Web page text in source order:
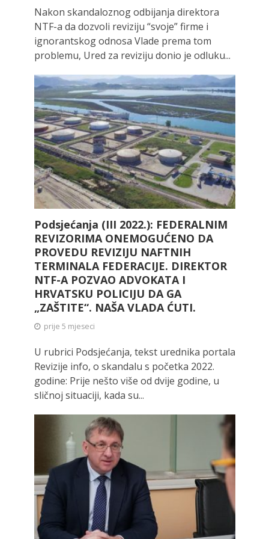
Nakon skandaloznog odbijanja direktora
NTF-a da dozvoli reviziju “svoje” firme i
ignorantskog odnosa Vlade prema tom
problemu, Ured za reviziju donio je odluku...
Podsjećanja (III 2022.): FEDERALNIM
REVIZORIMA ONEMOGUĆENO DA
PROVEDU REVIZIJU NAFTNIH
TERMINALA FEDERACIJE. DIREKTOR
NTF-A POZVAO ADVOKATA I
HRVATSKU POLICIJU DA GA
„ZAŠTITE“. NAŠA VLADA ĆUTI.
prije 5 mjeseci
U rubrici Podsjećanja, tekst urednika portala
Revizije info, o skandalu s početka 2022.
godine: Prije nešto više od dvije godine, u
sličnoj situaciji, kada su...